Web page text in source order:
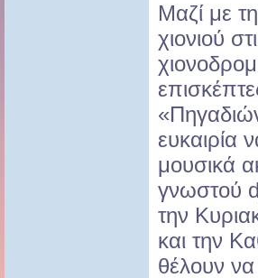
Μαζί με
χιονιού
ευκαιρία
μουσικά
γνωστού
την
και την
θέλουν